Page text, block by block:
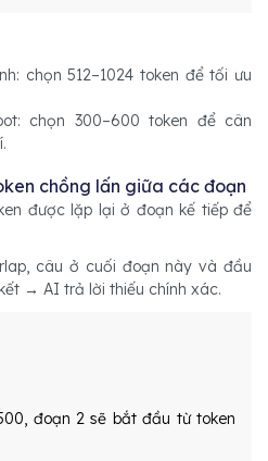
chọn 512–1024 token để tối ưu
chọn 300–600 token để cân
chồng lấn giữa các đoạn
được lặp lại ở đoạn kế tiếp để
câu ở cuối đoạn này và đầu
→ AI trả lời thiếu chính xác.
đoạn 2 sẽ bắt đầu từ token